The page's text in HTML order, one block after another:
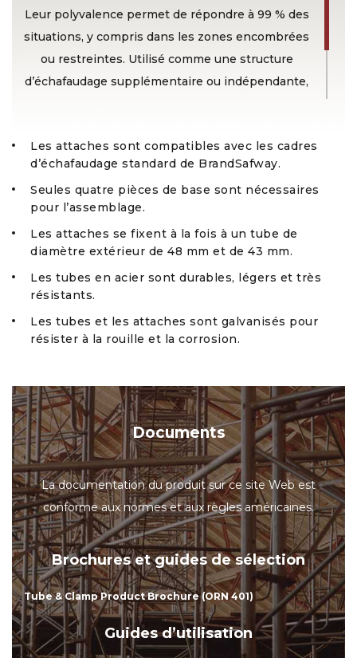
Leur polyvalence permet de répondre à 99 % des
situations, y compris dans les zones encombrées
ou restreintes. Utilisé comme une structure
d’échafaudage supplémentaire ou indépendante,
Les attaches sont compatibles avec les cadres
d’échafaudage standard de BrandSafway.
Seules quatre pièces de base sont nécessaires
pour l’assemblage.
Les attaches se fixent à la fois à un tube de
diamètre extérieur de 48 mm et de 43 mm.
Les tubes en acier sont durables, légers et très
résistants.
Les tubes et les attaches sont galvanisés pour
résister à la rouille et la corrosion.
Documents
La documentation du produit sur ce site Web est
conforme aux normes et aux règles américaines.
Brochures et guides de sélection
Tube & Clamp Product Brochure (ORN 401)
Guides d’utilisation